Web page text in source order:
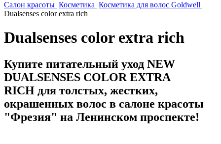
Салон красоты Косметика Косметика для волос Goldwell
Dualsenses color extra rich
Dualsenses color extra rich
Купите питательный уход NEW
DUALSENSES COLOR EXTRA
RICH для толстых, жестких,
окрашенных волос в салоне красоты
"Фрезия" на Ленинском проспекте!